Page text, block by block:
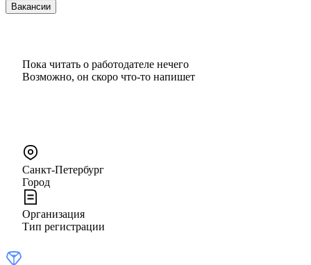
Вакансии
Пока читать о работодателе нечего
Возможно, он скоро что‑то напишет
Санкт-Петербург
Город
Организация
Тип регистрации